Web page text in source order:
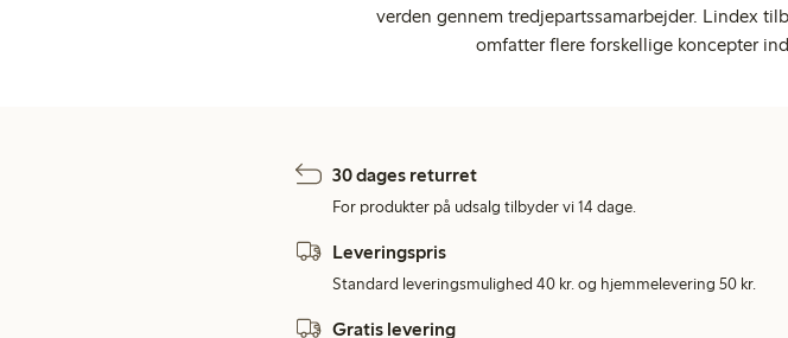
verden gennem tredjepartssamarbejder. Lindex
omfatter flere forskellige koncepter
30 dages returret
For produkter på udsalg tilbyder vi 14 dage.
Leveringspris
Standard leveringsmulighed 40 kr. og hjemmelevering 50 kr.
Gratis levering